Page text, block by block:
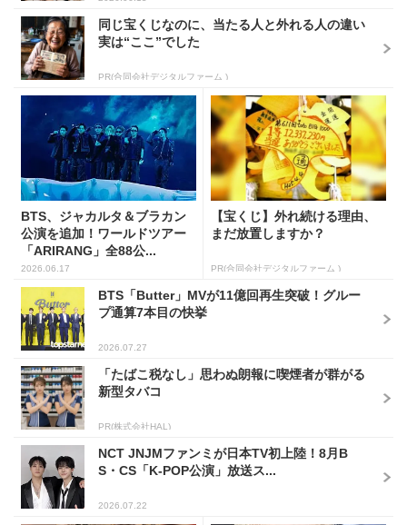
同じ宝くじなのに、当たる人と外れる人の違い
実は“ここ”でした
PR(合同会社デジタルファーム )
BTS、ジャカルタ＆ブラカン
公演を追加！ワールドツアー
「ARIRANG」全88公...
2026.06.17
【宝くじ】外れ続ける理由、
まだ放置しますか？
PR(合同会社デジタルファーム )
BTS「Butter」MVが11億回再生突破！グルー
プ通算7本目の快挙
2026.07.27
「たばこ税なし」思わぬ朗報に喫煙者が群がる
新型タバコ
PR(株式会社HAL)
NCT JNJMファンミが日本TV初上陸！8月B
S・CS「K-POP公演」放送ス...
2026.07.22